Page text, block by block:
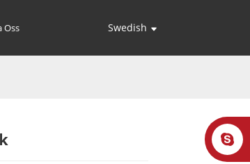
Oss Swedish
Loading...
Loading...